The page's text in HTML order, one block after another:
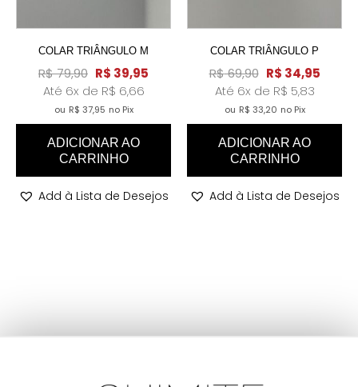
COLAR TRIÂNGULO M
R$79,90 R$ 39,95
Até 6x de R$ 6,66
ou R$ 37,95 no Pix
ADICIONAR AO
CARRINHO
Add à Lista de Desejos
COLAR TRIÂNGULO P
R$69,90 R$ 34,95
Até 6x de R$ 5,83
ou R$ 33,20 no Pix
ADICIONAR AO
CARRINHO
Add à Lista de Desejos